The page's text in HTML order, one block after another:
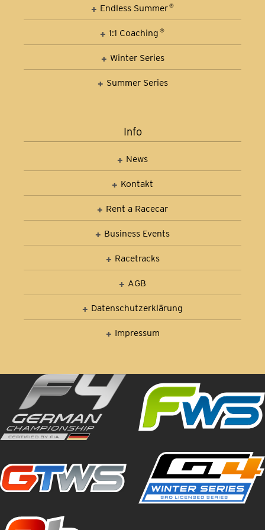
Car Control TrainingEndless Summer ®
1:1 Coaching ®
Winter Series
Summer Series
Info
News
Kontakt
Rent a Racecar
Business Events
Racetracks
AGB
Datenschutz­erklärung
Impressum